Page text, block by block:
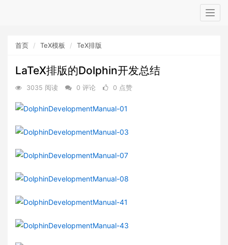
首页 TeX模板 TeX排版
LaTeX排版的Dolphin开发总结
3035 阅读 0 评论 0 点赞